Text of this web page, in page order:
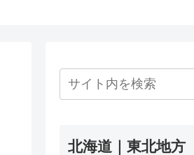
北海道｜東北地方